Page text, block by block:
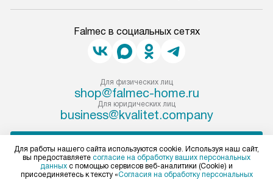
Falmec в социальных сетях
Для физических лиц
shop@falmec-home.ru
Для юридических лиц
business@kvalitet.company
Политика конфиденциальности
Для работы нашего сайта используются cookie. Используя наш сайт,
вы предоставляете согласие на обработку ваших персональных
данных с помощью сервисов веб-аналитики (Cookie) и
присоединяетесь к тексту «Согласия на обработку персональных